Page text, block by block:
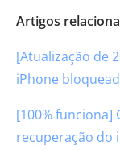
Artigos
[Atualização de
iPhone
[100% funciona]
recuperação do